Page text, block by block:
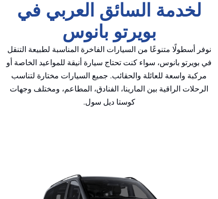
السائق العربي في
بويرتو بانوس
أسطولًا متنوعًا من السيارات الفاخرة المناسبة لطبيعة التنقل
بانوس، سواء كنت تحتاج سيارة أنيقة للمواعيد الخاصة أو
واسعة للعائلة والحقائب. جميع السيارات مختارة لتناسب
الراقية بين المارينا، الفنادق، المطاعم، ومختلف وجهات
كوستا ديل سول.